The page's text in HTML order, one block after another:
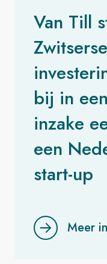
Van Till
Zwitserse
bij in
inzake
een
start-up
Meer